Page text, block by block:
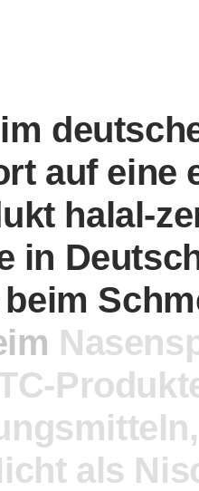
im
auf eine
halal-
in
beim
als